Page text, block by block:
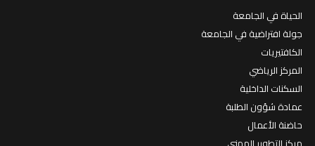
الحياة في الجامعة
جولة افتراضية في الجامعة
الكافتيريات
المركز الرياضي
السكنات الداخلية
عمادة شؤون الطلبة
حاضنة الأعمال